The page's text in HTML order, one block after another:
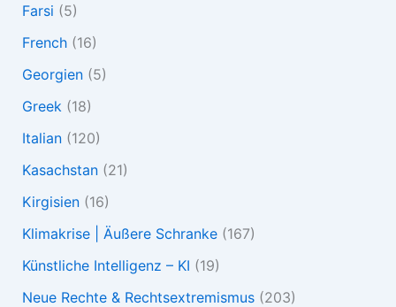
Farsi (5)
French(16)
Georgien(5)
Greek (18)
Italian(120)
Kasachstan(21)
Kirgisien(16)
Klimakrise | Äußere Schranke(167)
Künstliche Intelligenz – KI (19)
Neue Rechte & Rechtsextremismus(203)